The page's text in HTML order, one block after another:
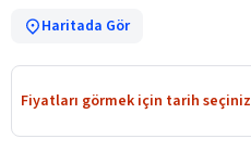
Haritada Gör
Fiyatları görmek için tarih seçiniz